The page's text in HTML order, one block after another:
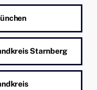
Starnberg